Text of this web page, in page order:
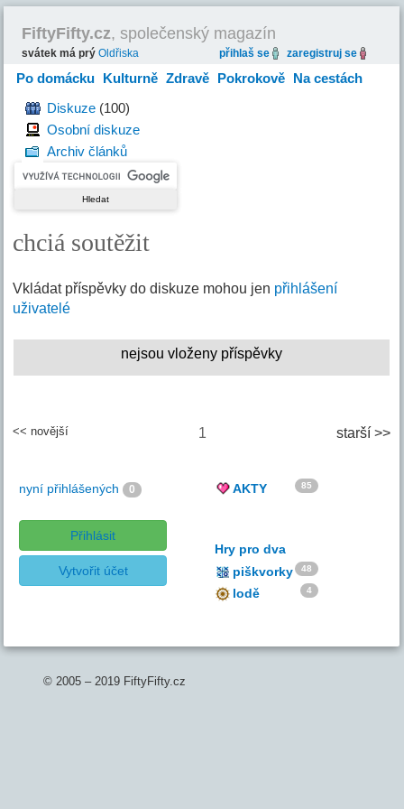
FiftyFifty.cz, společenský magazín
svátek má prýOldřiska přihlaš se zaregistruj se
Po domácku Kulturně Zdravě Pokrokově Na cestách
HravěDiskuze (100)
Osobní diskuze
Archiv článků
chciá soutěžit
Vkládat příspěvky do diskuze mohou jen přihlášení
uživatelé
nejsou vloženy příspěvky
starší >>
<< novější 1
nyní přihlášených 0
Přihlásit
Vytvořit účet
AKTY 85
Hry pro dva
piškvorky
48
lodě 4
© 2005 – 2019 FiftyFifty.cz